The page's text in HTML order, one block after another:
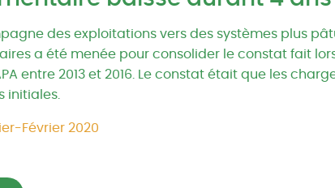
des exploitations vers des systèmes plus
a été menée pour consolider le constat fait
entre 2013 et 2016. Le constat était que les
initiales.
Février 2020